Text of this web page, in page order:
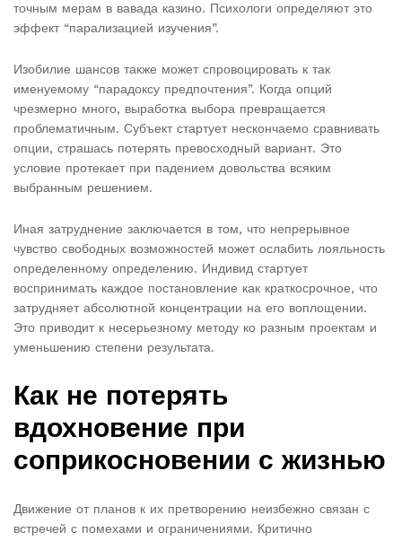
точным мерам в вавада казино. Психологи определяют это
эффект “парализацией изучения”.
Изобилие шансов также может спровоцировать к так
именуемому “парадоксу предпочтения”. Когда опций
чрезмерно много, выработка выбора превращается
проблематичным. Субъект стартует нескончаемо сравнивать
опции, страшась потерять превосходный вариант. Это
условие протекает при падением довольства всяким
выбранным решением.
Иная затруднение заключается в том, что непрерывное
чувство свободных возможностей может ослабить лояльность
определенному определению. Индивид стартует
воспринимать каждое постановление как краткосрочное, что
затрудняет абсолютной концентрации на его воплощении.
Это приводит к несерьезному методу ко разным проектам и
уменьшению степени результата.
Как не потерять
вдохновение при
соприкосновении с жизнью
Движение от планов к их претворению неизбежно связан с
встречей с помехами и ограничениями. Критично